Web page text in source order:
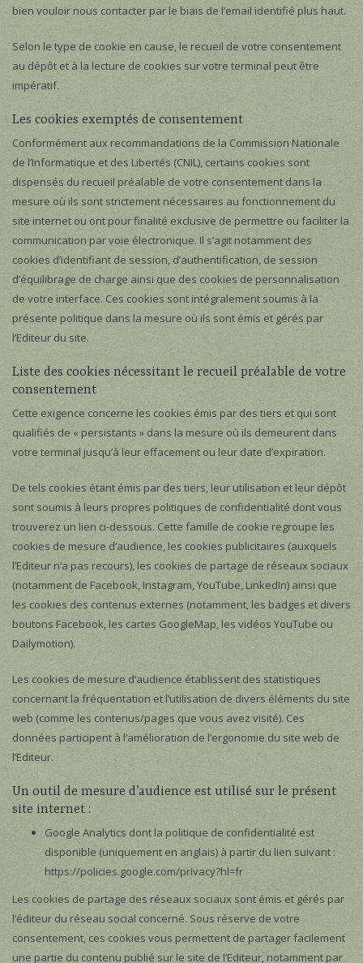
bien vouloir nous contacter par le biais de l’email identifié plus haut.
Selon le type de cookie en cause, le recueil de votre consentement
au dépôt et à la lecture de cookies sur votre terminal peut être
impératif.
Les cookies exemptés de consentement
Conformément aux recommandations de la Commission Nationale
de l’Informatique et des Libertés (CNIL), certains cookies sont
dispensés du recueil préalable de votre consentement dans la
mesure où ils sont strictement nécessaires au fonctionnement du
site internet ou ont pour finalité exclusive de permettre ou faciliter la
communication par voie électronique. Il s’agit notamment des
cookies d’identifiant de session, d’authentification, de session
d’équilibrage de charge ainsi que des cookies de personnalisation
de votre interface. Ces cookies sont intégralement soumis à la
présente politique dans la mesure où ils sont émis et gérés par
l’Editeur du site.
Liste des cookies nécessitant le recueil préalable de votre
consentement
Cette exigence concerne les cookies émis par des tiers et qui sont
qualifiés de « persistants » dans la mesure où ils demeurent dans
votre terminal jusqu’à leur effacement ou leur date d’expiration.
De tels cookies étant émis par des tiers, leur utilisation et leur dépôt
sont soumis à leurs propres politiques de confidentialité dont vous
trouverez un lien ci-dessous. Cette famille de cookie regroupe les
cookies de mesure d’audience, les cookies publicitaires (auxquels
l’Editeur n’a pas recours), les cookies de partage de réseaux sociaux
(notamment de Facebook, Instagram, YouTube, LinkedIn) ainsi que
les cookies des contenus externes (notamment, les badges et divers
boutons Facebook, les cartes GoogleMap, les vidéos YouTube ou
Dailymotion).
Les cookies de mesure d’audience établissent des statistiques
concernant la fréquentation et l’utilisation de divers éléments du site
web (comme les contenus/pages que vous avez visité). Ces
données participent à l’amélioration de l’ergonomie du site web de
l’Editeur.
Un outil de mesure d’audience est utilisé sur le présent
site internet :
Google Analytics dont la politique de confidentialité est
disponible (uniquement en anglais) à partir du lien suivant :
https://policies.google.com/privacy?hl=fr
Les cookies de partage des réseaux sociaux sont émis et gérés par
l’éditeur du réseau social concerné. Sous réserve de votre
consentement, ces cookies vous permettent de partager facilement
une partie du contenu publié sur le site de l’Editeur, notamment par